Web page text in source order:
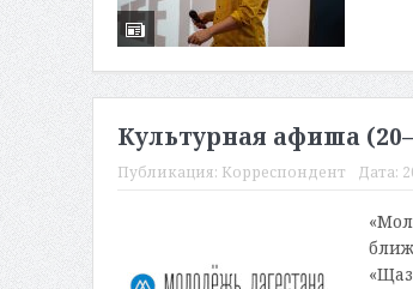
Культурная афиша
Публикация: Корреспондент Дата: